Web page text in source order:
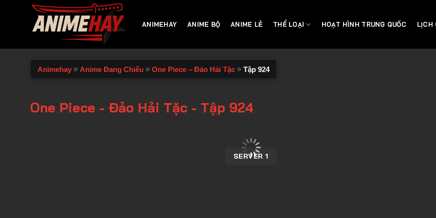
ANIMEHAY ANIME BỘ ANIME LẺ THỂ LOẠI HOẠT HÌNH TRUNG QUỐC LỊCH
Animehay » Anime Đang Chiếu » One Piece – Đảo Hải Tặc » Tập 924
One Piece - Đảo Hải Tặc - Tập 924
SERVER 1